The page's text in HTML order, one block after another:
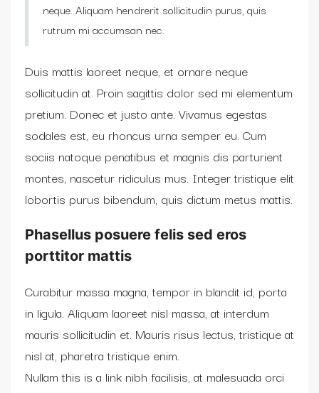
neque. Aliquam hendrerit sollicitudin purus, quis
rutrum mi accumsan nec.
Duis mattis laoreet neque, et ornare neque
sollicitudin at. Proin sagittis dolor sed mi elementum
pretium. Donec et justo ante. Vivamus egestas
sodales est, eu rhoncus urna semper eu. Cum
sociis natoque penatibus et magnis dis parturient
montes, nascetur ridiculus mus. Integer tristique elit
lobortis purus bibendum, quis dictum metus mattis.
Phasellus posuere felis sed eros
porttitor mattis
Curabitur massa magna, tempor in blandit id, porta
in ligula. Aliquam laoreet nisl massa, at interdum
mauris sollicitudin et. Mauris risus lectus, tristique at
nisl at, pharetra tristique enim.
Nullam this is a link nibh facilisis, at malesuada orci